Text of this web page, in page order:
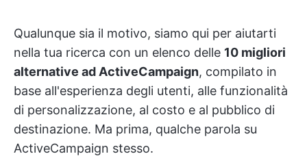
Qualunque sia il motivo, siamo qui per aiutarti
nella tua ricerca con un elenco delle 10 migliori
alternative ad ActiveCampaign, compilato in
base all'esperienza degli utenti, alle funzionalità
di personalizzazione, al costo e al pubblico di
destinazione. Ma prima, qualche parola su
ActiveCampaign stesso.